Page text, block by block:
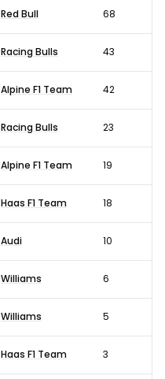
Red Bull 68
Racing Bulls 43
Alpine F1 Team 42
Racing Bulls 23
Alpine F1 Team 19
Haas F1 Team 18
Audi 10
Williams 6
Williams 5
Haas F1 Team 3